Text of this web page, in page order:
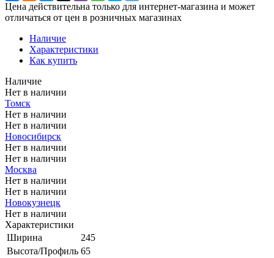
Цена действительна только для интернет-магазина и может
отличаться от цен в розничных магазинах
Наличие
Характеристики
Как купить
Наличие
Нет в наличии
Томск
Нет в наличии
Нет в наличии
Новосибирск
Нет в наличии
Нет в наличии
Москва
Нет в наличии
Нет в наличии
Новокузнецк
Нет в наличии
Характеристики
Ширина
245
Высота/Профиль 65